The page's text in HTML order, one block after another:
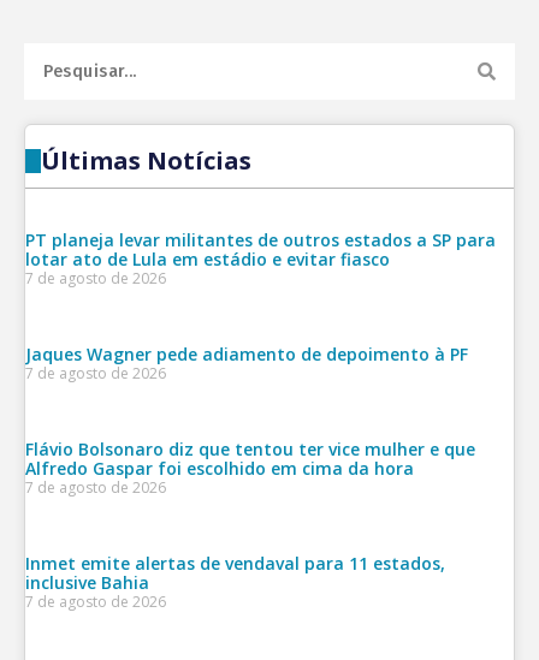
Últimas Notícias
PT planeja levar militantes de outros estados a SP para
lotar ato de Lula em estádio e evitar fiasco
7 de agosto de 2026
Jaques Wagner pede adiamento de depoimento à PF
7 de agosto de 2026
Flávio Bolsonaro diz que tentou ter vice mulher e que
Alfredo Gaspar foi escolhido em cima da hora
7 de agosto de 2026
Inmet emite alertas de vendaval para 11 estados,
inclusive Bahia
7 de agosto de 2026